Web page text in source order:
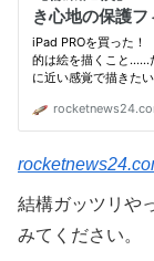
結構ガッツリや
みてください。